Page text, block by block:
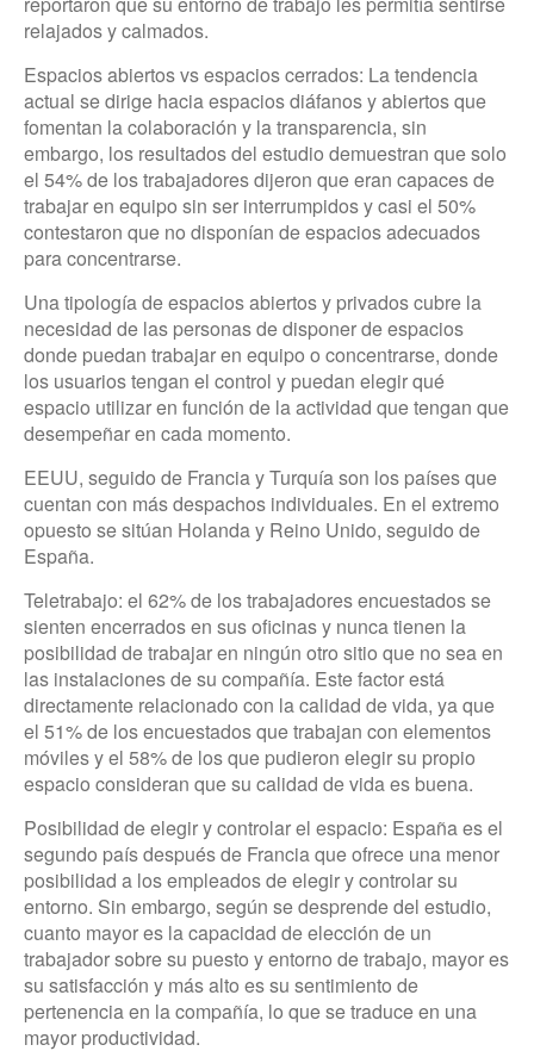
relajados y calmados.
Espacios abiertos vs espacios cerrados: La tendencia
actual se dirige hacia espacios diáfanos y abiertos que
fomentan la colaboración y la transparencia, sin
embargo, los resultados del estudio demuestran que solo
el 54% de los trabajadores dijeron que eran capaces de
trabajar en equipo sin ser interrumpidos y casi el 50%
contestaron que no disponían de espacios adecuados
para concentrarse.
Una tipología de espacios abiertos y privados cubre la
necesidad de las personas de disponer de espacios
donde puedan trabajar en equipo o concentrarse, donde
los usuarios tengan el control y puedan elegir qué
espacio utilizar en función de la actividad que tengan que
desempeñar en cada momento.
EEUU, seguido de Francia y Turquía son los países que
cuentan con más despachos individuales. En el extremo
opuesto se sitúan Holanda y Reino Unido, seguido de
España.
Teletrabajo: el 62% de los trabajadores encuestados se
sienten encerrados en sus oficinas y nunca tienen la
posibilidad de trabajar en ningún otro sitio que no sea en
las instalaciones de su compañía. Este factor está
directamente relacionado con la calidad de vida, ya que
el 51% de los encuestados que trabajan con elementos
móviles y el 58% de los que pudieron elegir su propio
espacio consideran que su calidad de vida es buena.
Posibilidad de elegir y controlar el espacio: España es el
segundo país después de Francia que ofrece una menor
posibilidad a los empleados de elegir y controlar su
entorno. Sin embargo, según se desprende del estudio,
cuanto mayor es la capacidad de elección de un
trabajador sobre su puesto y entorno de trabajo, mayor es
su satisfacción y más alto es su sentimiento de
pertenencia en la compañía, lo que se traduce en una
mayor productividad.